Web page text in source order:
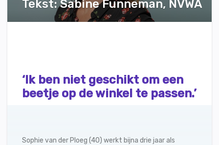
Tekst: Sabine Funneman, NVWA
‘Ik ben niet geschikt om een
beetje op de winkel te passen.’
Sophie van der Ploeg (40) werkt bijna drie jaar als